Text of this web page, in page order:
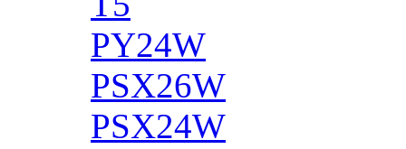
PY24W
PSX26W
PSX24W